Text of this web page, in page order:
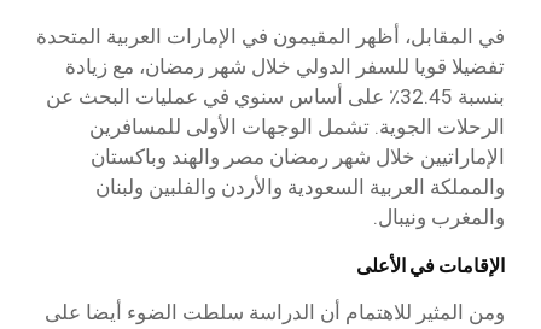
في المقابل، أظهر المقيمون في الإمارات العربية المتحدة
تفضيلا قويا للسفر الدولي خلال شهر رمضان، مع زيادة
بنسبة 32.45٪ على أساس سنوي في عمليات البحث عن
الرحلات الجوية. تشمل الوجهات الأولى للمسافرين
الإماراتيين خلال شهر رمضان مصر والهند وباكستان
والمملكة العربية السعودية والأردن والفلبين ولبنان
والمغرب ونيبال.
الإقامات في الأعلى
ومن المثير للاهتمام أن الدراسة سلطت الضوء أيضا على